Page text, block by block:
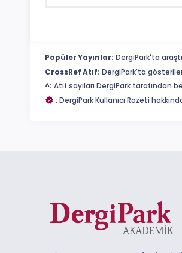
Popüler Yayınlar: DergiPark'ta
CrossRef Atıf: DergiPark'ta
^: Atıf sayıları DergiPark tarafından
: DergiPark Kullanıcı Rozeti